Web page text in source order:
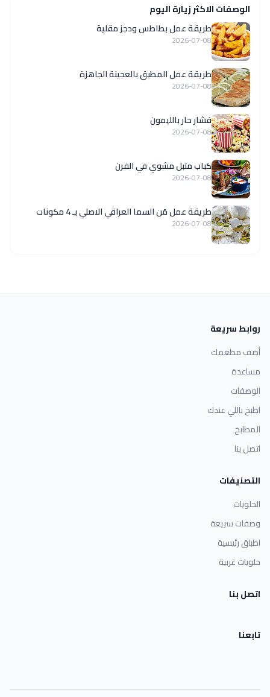
الوصفات الاكثر زيارة اليوم
طريقة عمل بطاطس ودجز مقلية
2026-07-08
طريقة عمل المطبق بالعجينة الجاهزة
2026-07-08
فشار حار بالليمون
2026-07-08
كباب متبل مشوي في الفرن
2026-07-08
طريقة عمل مَن السما العراقي الاصلي بـ 4 مكونات
2026-07-08
روابط سريعة
أضف مطعمك
مساعدة
الوصفات
اطبخ باللي عندك
المطابخ
اتصل بنا
التصنيفات
الحلويات
وصفات سريعة
اطباق رئيسية
حلويات غربية
اتصل بنا
تابعنا